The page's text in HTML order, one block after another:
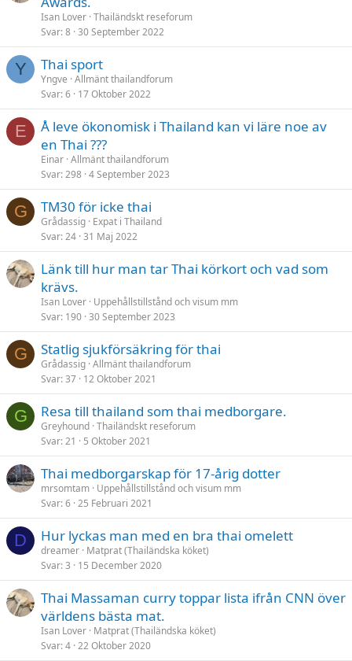
Isan Lover Thailändskt reseforum
Svar 8 30 September 2022
Y Thai sport
Yngve Allmänt thailandforum
Svar 6 17 Oktober 2022
E
Å leve ökonomisk i Thailand kan vi läre noe av
en Thai ???
Einar Allmänt thailandforum
Svar 298 4 September 2023
G TM30 för icke thai
Grådassig Expat i Thailand
Svar 24 31 Maj 2022
Länk till hur man tar Thai körkort och vad som
krävs.
Isan Lover Uppehållstillstånd och visum mm
Svar 190 30 September 2023
G Statlig sjukförsäkring för thai
Grådassig Allmänt thailandforum
Svar 37 12 Oktober 2021
G Resa till thailand som thai medborgare.
Greyhound Thailändskt reseforum
Svar 21 5 Oktober 2021
Thai medborgarskap för 17-årig dotter
mrsomtam Uppehållstillstånd och visum mm
Svar 6 25 Februari 2021
D Hur lyckas man med en bra thai omelett
dreamer Matprat (Thailändska köket)
Svar 3 15 December 2020
Thai Massaman curry toppar lista ifrån CNN över
världens bästa mat.
Isan Lover Matprat (Thailändska köket)
Svar 4 22 Oktober 2020